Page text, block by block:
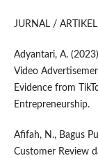
JURNAL / ARTIKEL
Adyantari, A.
Video
Evidence from
Entrepreneurship.
Afifah, N., Bagus
Customer Review